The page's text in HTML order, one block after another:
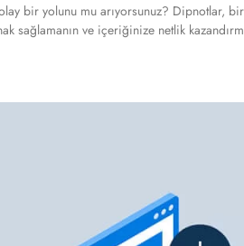
bir yolunu mu arıyorsunuz? Dipnotlar,
sağlamanın ve içeriğinize netlik